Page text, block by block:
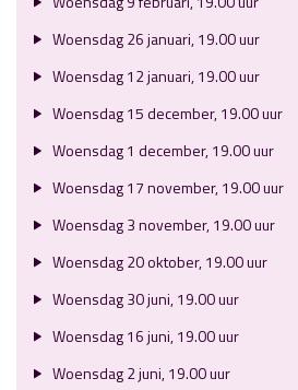
Woensdag 26 januari, 19.00 uur
Woensdag 12 januari, 19.00 uur
Woensdag 15 december, 19.00 uur
Woensdag 1 december, 19.00 uur
Woensdag 17 november, 19.00 uur
Woensdag 3 november, 19.00 uur
Woensdag 20 oktober, 19.00 uur
Woensdag 30 juni, 19.00 uur
Woensdag 16 juni, 19.00 uur
Woensdag 2 juni, 19.00 uur